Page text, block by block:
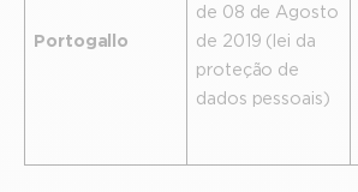
Portogallo
de 08 de Agosto
de 2019 (lei da
proteção de
dados pessoais)